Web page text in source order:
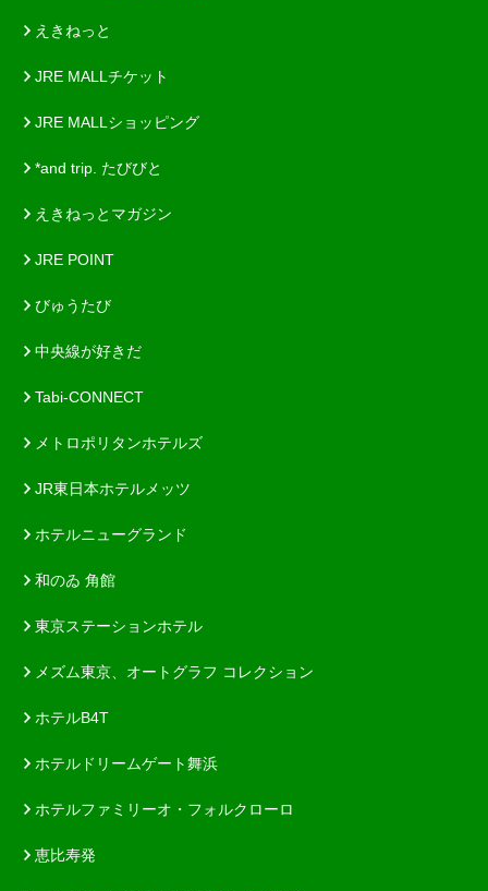
えきねっと
JRE MALLチケット
JRE MALLショッピング
*and trip. たびびと
えきねっとマガジン
JRE POINT
びゅうたび
中央線が好きだ
Tabi-CONNECT
メトロポリタンホテルズ
JR東日本ホテルメッツ
ホテルニューグランド
和のゐ 角館
東京ステーションホテル
メズム東京、オートグラフ コレクション
ホテルB4T
ホテルドリームゲート舞浜
ホテルファミリーオ・フォルクローロ
恵比寿発